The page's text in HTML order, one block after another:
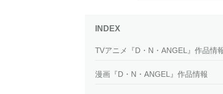
TVアニメ『D・N・ANGEL』作品情
漫画『D・N・ANGEL』作品情報